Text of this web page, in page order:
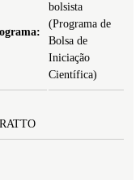
bolsista
(Programa de
Bolsa de
Iniciação
Científica)